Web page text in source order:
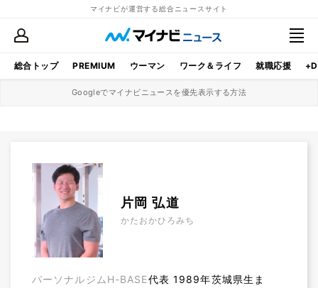
マイナビが運営する総合ニュースサイト
総合トップ PREMIUM ウーマン ワーク＆ライフ 就職応援
Googleでマイナビニュースを優先表示する方法
片岡 弘道
かたおかひろみち
パーソナルジムH-BASE代表 1989年茨城県生ま